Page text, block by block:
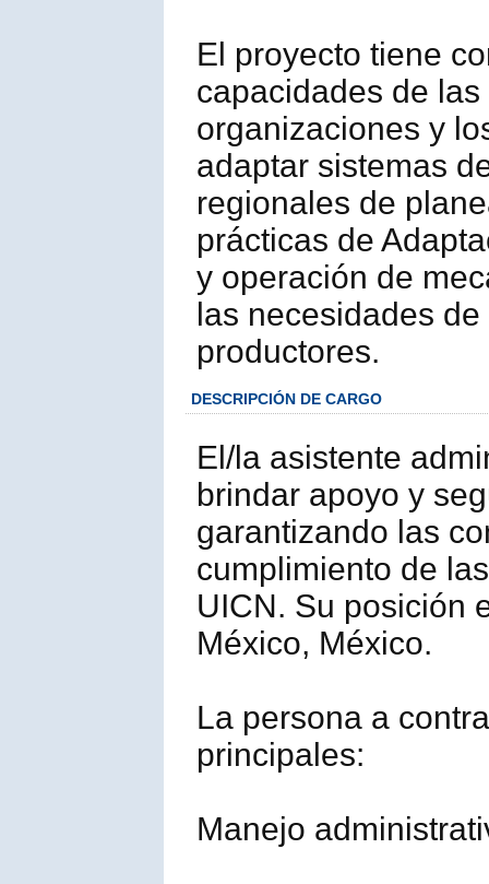
El proyecto tiene
capacidades de
organizaciones y
adaptar sistemas
regionales de
prácticas de
y operación de
las necesidades
productores.
DESCRIPCIÓN DE CARGO
El/la asistente
brindar apoyo y
garantizando las
cumplimiento de
UICN. Su posición
México, México.
La persona a
principales:
Manejo